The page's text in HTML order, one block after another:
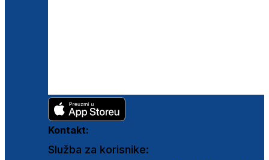
Kontakt:
Služba za korisnike: